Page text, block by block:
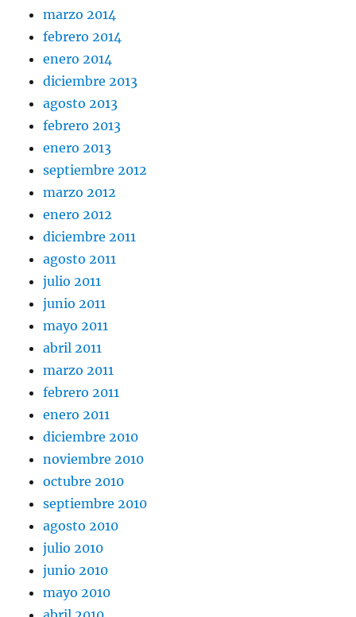
marzo 2014
febrero 2014
enero 2014
diciembre 2013
agosto 2013
febrero 2013
enero 2013
septiembre 2012
marzo 2012
enero 2012
diciembre 2011
agosto 2011
julio 2011
junio 2011
mayo 2011
abril 2011
marzo 2011
febrero 2011
enero 2011
diciembre 2010
noviembre 2010
octubre 2010
septiembre 2010
agosto 2010
julio 2010
junio 2010
mayo 2010